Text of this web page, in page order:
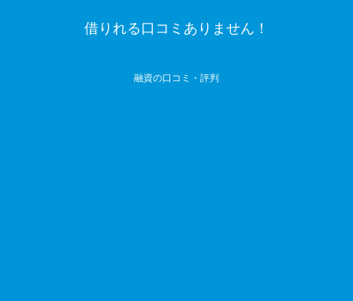
借りれる口コミありません！
融資の口コミ・評判